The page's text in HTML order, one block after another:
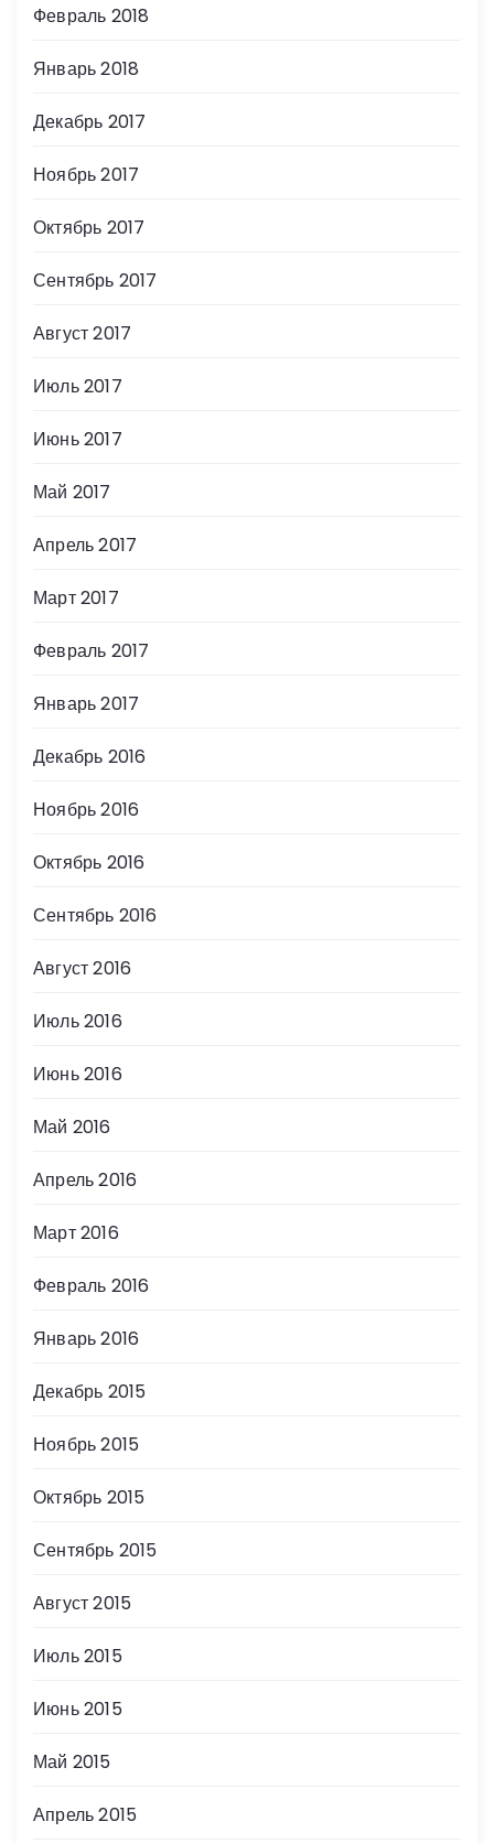
Февраль 2018
Январь 2018
Декабрь 2017
Ноябрь 2017
Октябрь 2017
Сентябрь 2017
Август 2017
Июль 2017
Июнь 2017
Май 2017
Апрель 2017
Март 2017
Февраль 2017
Январь 2017
Декабрь 2016
Ноябрь 2016
Октябрь 2016
Сентябрь 2016
Август 2016
Июль 2016
Июнь 2016
Май 2016
Апрель 2016
Март 2016
Февраль 2016
Январь 2016
Декабрь 2015
Ноябрь 2015
Октябрь 2015
Сентябрь 2015
Август 2015
Июль 2015
Июнь 2015
Май 2015
Апрель 2015